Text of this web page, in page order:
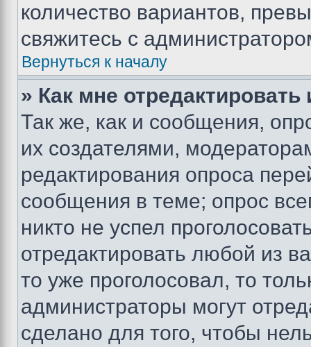
количество вариантов,
свяжитесь с
Вернуться к началу
» Как мне
Так же, как и сообщения,
их создателями,
редактирования опроса
сообщения в теме; опрос
никто не успел
отредактировать любой из
то уже проголосовал, то
администраторы могут
сделано для того, чтобы